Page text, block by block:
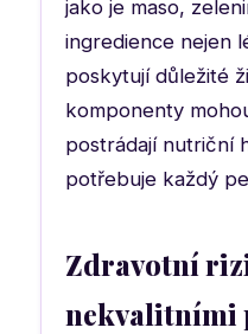
jako je maso,
ingredience nejen
poskytují důležité
komponenty
postrádají nutriční
potřebuje každý
Zdravotní
nekvalitními